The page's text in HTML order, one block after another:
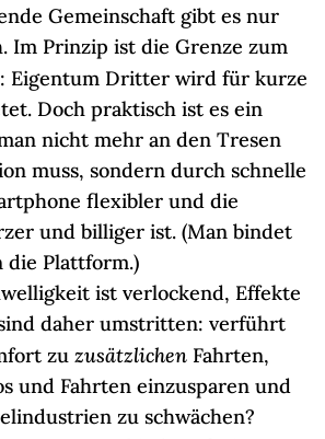
Gemeinschaft gibt es nur
Im Prinzip ist die Grenze zum
Eigentum Dritter wird für kurze
Doch praktisch ist es ein
nicht mehr an den Tresen
muss, sondern durch schnelle
flexibler und die
und billiger ist. (Man bindet
die Plattform.)
ist verlockend, Effekte
daher umstritten: verführt
zu zusätzlichen Fahrten,
und Fahrten einzusparen und
zu schwächen?